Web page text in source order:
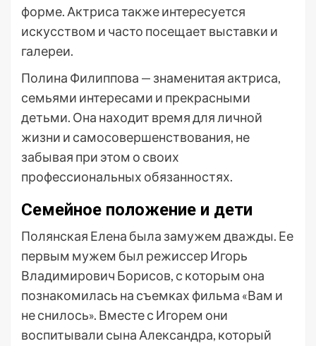
форме. Актриса также интересуется
искусством и часто посещает выставки и
галереи.
Полина Филиппова — знаменитая актриса,
семьями интересами и прекрасными
детьми. Она находит время для личной
жизни и самосовершенствования, не
забывая при этом о своих
профессиональных обязанностях.
Семейное положение и дети
Полянская Елена была замужем дважды. Ее
первым мужем был режиссер Игорь
Владимирович Борисов, с которым она
познакомилась на съемках фильма «Вам и
не снилось». Вместе с Игорем они
воспитывали сына Александра, который